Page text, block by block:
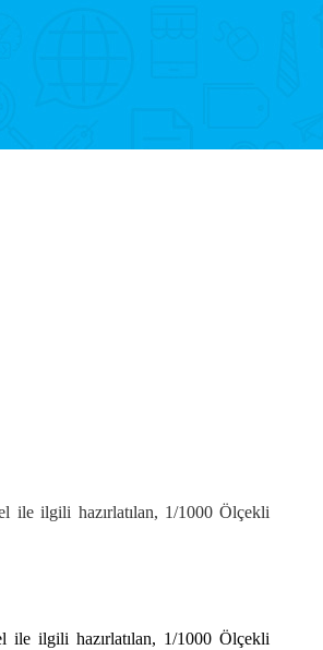
ile ilgili hazırlatılan, 1/1000 Ölçekli
ile ilgili hazırlatılan, 1/1000 Ölçekli